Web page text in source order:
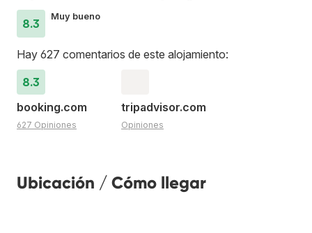
8.3
Muy bueno
Hay 627 comentarios de este alojamiento:
8.3
booking.com
627 Opiniones
tripadvisor.com
Opiniones
Ubicación / Cómo llegar